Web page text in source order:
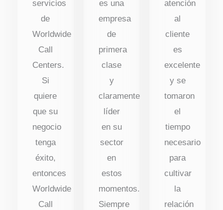
servicios
de
Worldwide
Call
Centers.
Si
quiere
que su
negocio
tenga
éxito,
entonces
Worldwide
Call
es una
empresa
de
primera
clase
y
claramente
líder
en su
sector
en
estos
momentos.
Siempre
atención
al
cliente
es
excelente
y se
tomaron
el
tiempo
necesario
para
cultivar
la
relación